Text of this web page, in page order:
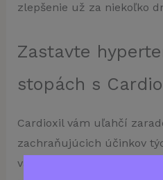
zlepšenie už za niekoľko
Zastavte
stopách s
Cardioxil vám uľahčí
zachraňujúcich účinkov
vášho každodenného